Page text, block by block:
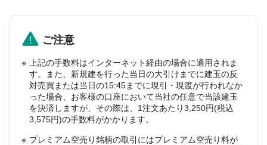
ご注意
上記の手数料はインターネット経由の場合に適用されま
す。また、新規建を行った当日の大引けまでに建玉の反
対売買または当日の15:45までに現引・現渡が行われなか
った場合、お客様の口座において当社の任意で当該建玉
を決済しますが、その際は、1注文あたり3,250円(税込
3,575円)の手数料がかかります。
プレミアム空売り銘柄の取引にはプレミアム空売り料が